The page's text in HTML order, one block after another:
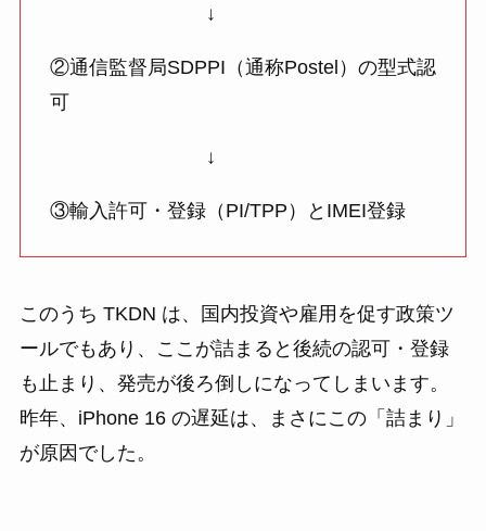
↓
②通信監督局SDPPI（通称Postel）の型式認
可
↓
③輸入許可・登録（PI/TPP）とIMEI登録
このうち TKDN は、国内投資や雇用を促す政策ツ
ールでもあり、ここが詰まると後続の認可・登録
も止まり、発売が後ろ倒しになってしまいます。
昨年、iPhone 16 の遅延は、まさにこの「詰まり」
が原因でした。